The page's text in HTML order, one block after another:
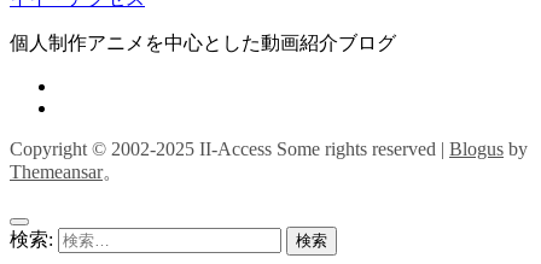
個人制作アニメを中心とした動画紹介ブログ
Copyright © 2002-2025 II-Access Some rights reserved | Blogus by
Themeansar。
検索: